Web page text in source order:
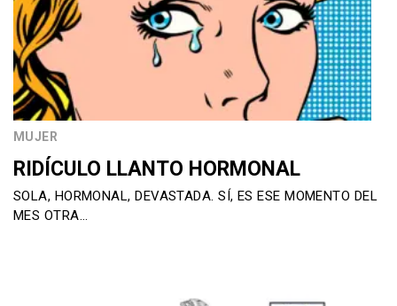
MUJER
RIDÍCULO LLANTO HORMONAL
SOLA, HORMONAL, DEVASTADA. SÍ, ES ESE MOMENTO DEL
MES OTRA…